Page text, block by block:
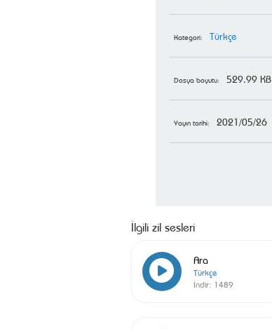
Kategori: Türkçe
Dosya boyutu: 529.99 KB
Yayın tarihi: 2021/05/26
İlgili zil sesleri
Ara
Türkçe
İndir: 1489